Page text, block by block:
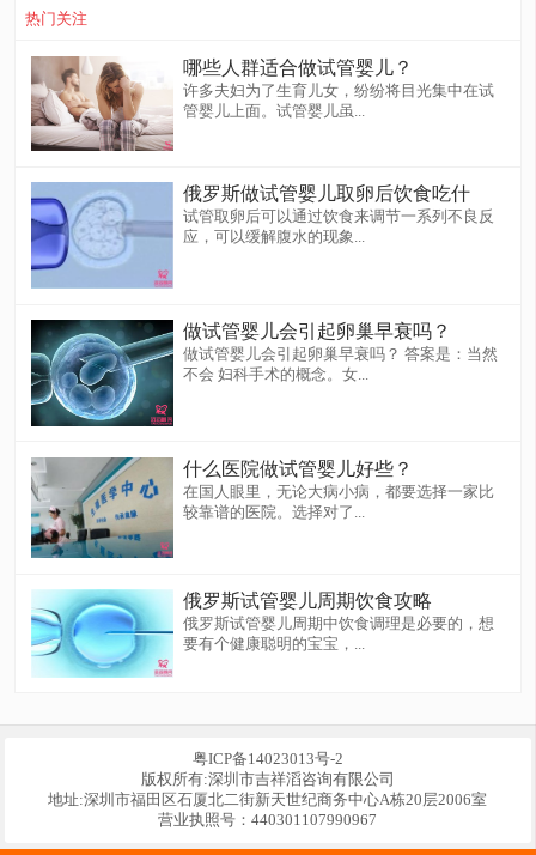
热门关注
哪些人群适合做试管婴儿？
许多夫妇为了生育儿女，纷纷将目光集中在试
管婴儿上面。试管婴儿虽...
俄罗斯做试管婴儿取卵后饮食吃什
试管取卵后可以通过饮食来调节一系列不良反
应，可以缓解腹水的现象...
做试管婴儿会引起卵巢早衰吗？
做试管婴儿会引起卵巢早衰吗？ 答案是：当然
不会 妇科手术的概念。女...
什么医院做试管婴儿好些？
在国人眼里，无论大病小病，都要选择一家比
较靠谱的医院。选择对了...
俄罗斯试管婴儿周期饮食攻略
俄罗斯试管婴儿周期中饮食调理是必要的，想
要有个健康聪明的宝宝，...
粤ICP备14023013号-2
版权所有:深圳市吉祥滔咨询有限公司
地址:深圳市福田区石厦北二街新天世纪商务中心A栋20层2006室
营业执照号：440301107990967